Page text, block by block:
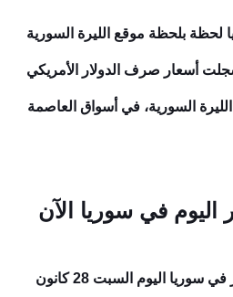
لحظة بلحظة موقع الليرة السورية
كانون الأول ٢٠٢٤ ،سجلت أسعار صرف الدولار الأمريكي
السورية، في أسواق العاصمة
في سوريا الآن
سوريا اليوم السبت 28 كانون